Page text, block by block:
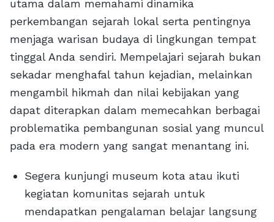
utama dalam memahami dinamika
perkembangan sejarah lokal serta pentingnya
menjaga warisan budaya di lingkungan tempat
tinggal Anda sendiri. Mempelajari sejarah bukan
sekadar menghafal tahun kejadian, melainkan
mengambil hikmah dan nilai kebijakan yang
dapat diterapkan dalam memecahkan berbagai
problematika pembangunan sosial yang muncul
pada era modern yang sangat menantang ini.
Segera kunjungi museum kota atau ikuti
kegiatan komunitas sejarah untuk
mendapatkan pengalaman belajar langsung